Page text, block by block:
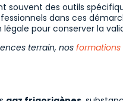
souvent des outils
dans ces
légale pour conserver la
terrain, nos